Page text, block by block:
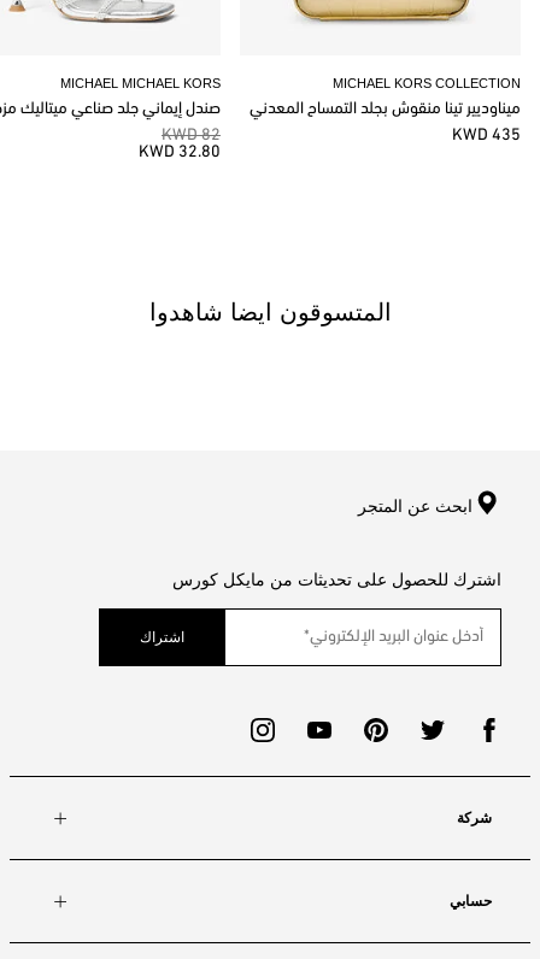
MICHAEL MICHAEL KORS
صندل إيماني جلد صناعي ميتاليك
82 KWD
32.80 KWD
MICHAEL KORS COLLECTION
ميناوديير تينا منقوش بجلد التمساح المعدني
435 KWD
المتسوقون ايضا شاهدوا
ابحث عن المتجر
اشترك للحصول على تحديثات من مايكل كورس
اشتراك
شركة
حسابي